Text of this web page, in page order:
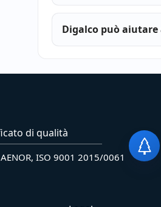
Digalco può
di qualità
ISO 9001 2015/0061